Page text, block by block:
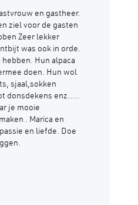
en gastheer.
ziel voor de gasten
Zeer lekker
was ook in orde.
Hun alpaca
doen. Hun wol
sjaal,sokken
donsdekens enz.....
je mooie
. Marica en
en liefde. Doe